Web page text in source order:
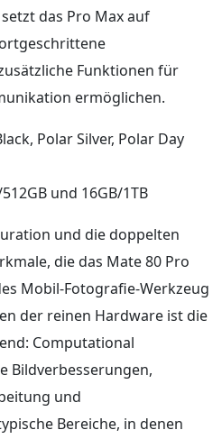
das Pro Max auf
Funktionen für
ermöglichen.
Polar Silver, Polar Day
und 16GB/1TB
und die doppelten
die das Mate 80 Pro
Mobil‑Fotografie‑Werkzeug
der reinen Hardware ist die
Computational
Bildverbesserungen,
und
Bereiche, in denen